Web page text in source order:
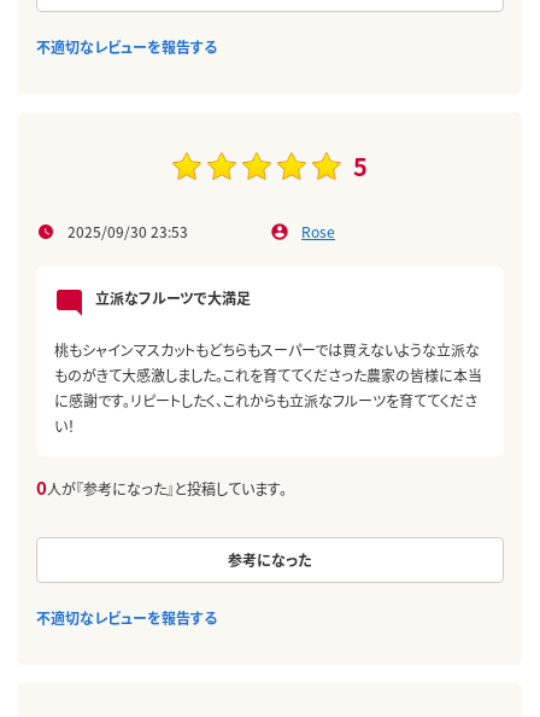
不適切なレビューを報告する
5
2025/09/30 23:53 Rose
立派なフルーツで大満足
桃もシャインマスカットもどちらもスーパーでは買えないような立派な
ものがきて大感激しました。これを育ててくださった農家の皆様に本当
に感謝です。リピートしたく、これからも立派なフルーツを育ててくださ
い！
0人が『参考になった』と投稿しています。
参考になった
不適切なレビューを報告する